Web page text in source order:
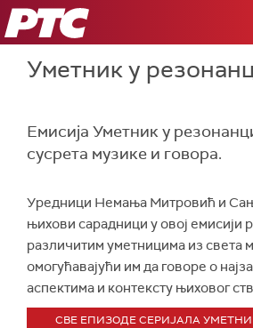
РТС
Уметник у
Емисија Уметник у
сусрета музике и говора.
Уредници Немања Митровић и
њихови сарадници у овој емисији
различитим уметницима из света
омогућавајући им да говоре о
аспектима и контексту њиховог
СВЕ ЕПИЗОДЕ СЕРИЈАЛА